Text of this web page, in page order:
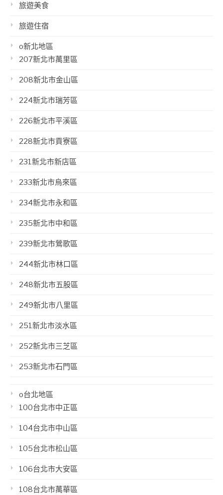
旅遊美食
旅遊住宿
o新北地區
207新北市萬里區
208新北市金山區
224新北市瑞芳區
226新北市平溪區
228新北市貢寮區
231新北市新店區
233新北市烏來區
234新北市永和區
235新北市中和區
239新北市鶯歌區
244新北市林口區
248新北市五股區
249新北市八里區
251新北市淡水區
252新北市三芝區
253新北市石門區
o台北地區
100台北市中正區
104台北市中山區
105台北市松山區
106台北市大安區
108台北市萬華區